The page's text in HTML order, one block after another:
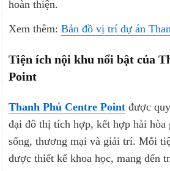
hoàn thiện.
Xem thêm:Bản đồ vị trí dự án
Tiện ích nội khu nổi bật của
Point
Thanh Phú Centre Point được
đại đô thị tích hợp, kết hợp hài hòa
sống, thương mại và giải trí. Mỗi
được thiết kế khoa học, mang đến